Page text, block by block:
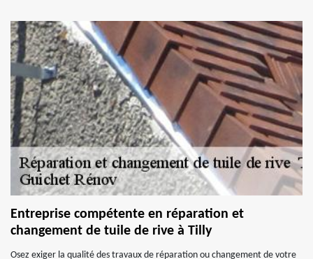
Entreprise compétente en réparation et
changement de tuile de rive à Tilly
Osez exiger la qualité des travaux de réparation ou changement de votre